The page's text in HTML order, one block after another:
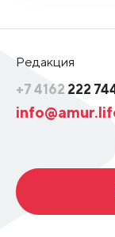
Редакция
+7 4162 222